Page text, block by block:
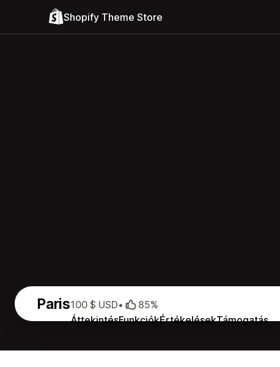
Shopify Theme Store
Paris
ÁttekintésFunkciókÉrtékelésekTámogatás
100 $ USD• 85%